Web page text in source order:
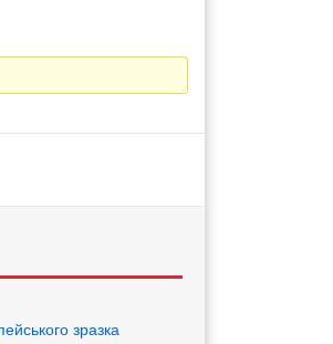
зразка